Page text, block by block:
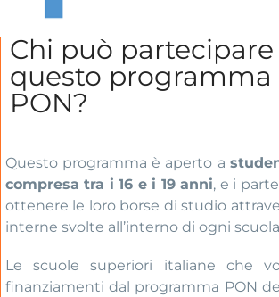
Chi può partecipare
questo programma
PON?
Questo programma è aperto a
compresa tra i 16 e i 19 anni, e i
ottenere le loro borse di studio
interne svolte all’interno di ogni
Le scuole superiori italiane che
finanziamenti dal programma PON